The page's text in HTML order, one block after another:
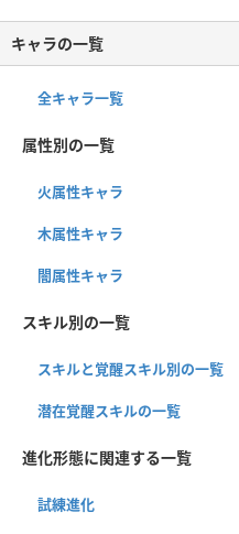
キャラの一覧
全キャラ一覧
属性別の一覧
火属性キャラ
木属性キャラ
闇属性キャラ
スキル別の一覧
スキルと覚醒スキル別の一覧
潜在覚醒スキルの一覧
進化形態に関連する一覧
試練進化